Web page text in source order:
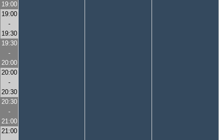
19:00
19:00
-
19:30
19:30
-
20:00
20:00
-
20:30
20:30
-
21:00
21:00